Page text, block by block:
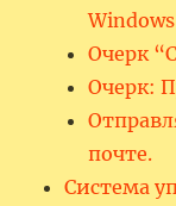
Очерк
Очерк:
почте.
Система